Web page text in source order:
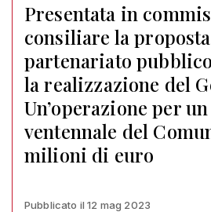
Presentata in
consiliare la
partenariato
la realizzazione del
Un’operazione per
ventennale del
milioni di euro
Pubblicato il 12 mag 2023